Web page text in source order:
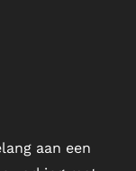
aan een